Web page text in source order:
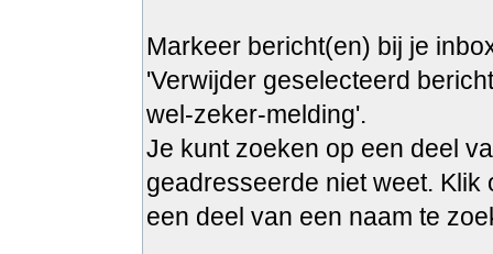
Markeer bericht(en) bij je
'Verwijder geselecteerd
wel-zeker-melding'.
Je kunt zoeken op een deel
geadresseerde niet weet.
een deel van een naam te